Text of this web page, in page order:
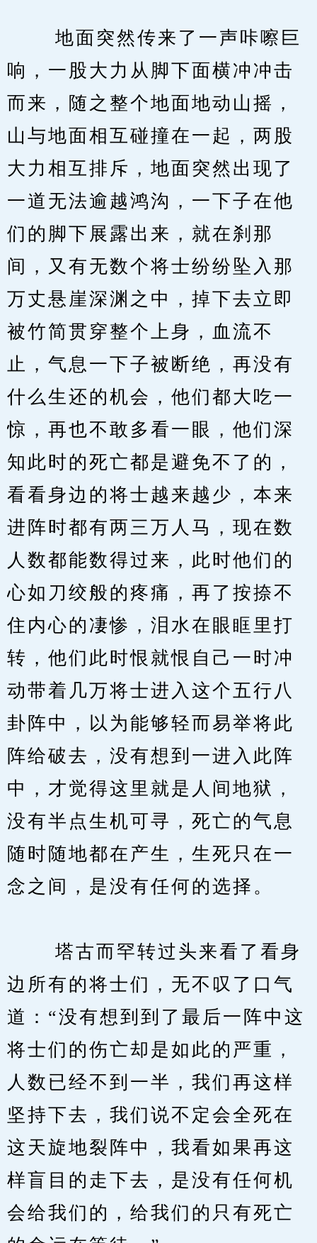
地面突然传来了一声咔嚓巨
响，一股大力从脚下面横冲冲击
而来，随之整个地面地动山摇，
山与地面相互碰撞在一起，两股
大力相互排斥，地面突然出现了
一道无法逾越鸿沟，一下子在他
们的脚下展露出来，就在刹那
间，又有无数个将士纷纷坠入那
万丈悬崖深渊之中，掉下去立即
被竹简贯穿整个上身，血流不
止，气息一下子被断绝，再没有
什么生还的机会，他们都大吃一
惊，再也不敢多看一眼，他们深
知此时的死亡都是避免不了的，
看看身边的将士越来越少，本来
进阵时都有两三万人马，现在数
人数都能数得过来，此时他们的
心如刀绞般的疼痛，再了按捺不
住内心的凄惨，泪水在眼眶里打
转，他们此时恨就恨自己一时冲
动带着几万将士进入这个五行八
卦阵中，以为能够轻而易举将此
阵给破去，没有想到一进入此阵
中，才觉得这里就是人间地狱，
没有半点生机可寻，死亡的气息
随时随地都在产生，生死只在一
念之间，是没有任何的选择。
塔古而罕转过头来看了看身
边所有的将士们，无不叹了口气
道：“没有想到到了最后一阵中这
将士们的伤亡却是如此的严重，
人数已经不到一半，我们再这样
坚持下去，我们说不定会全死在
这天旋地裂阵中，我看如果再这
样盲目的走下去，是没有任何机
会给我们的，给我们的只有死亡